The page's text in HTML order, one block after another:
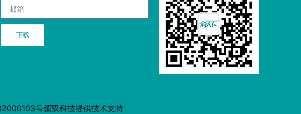
下载
号领驭科技提供技术支持